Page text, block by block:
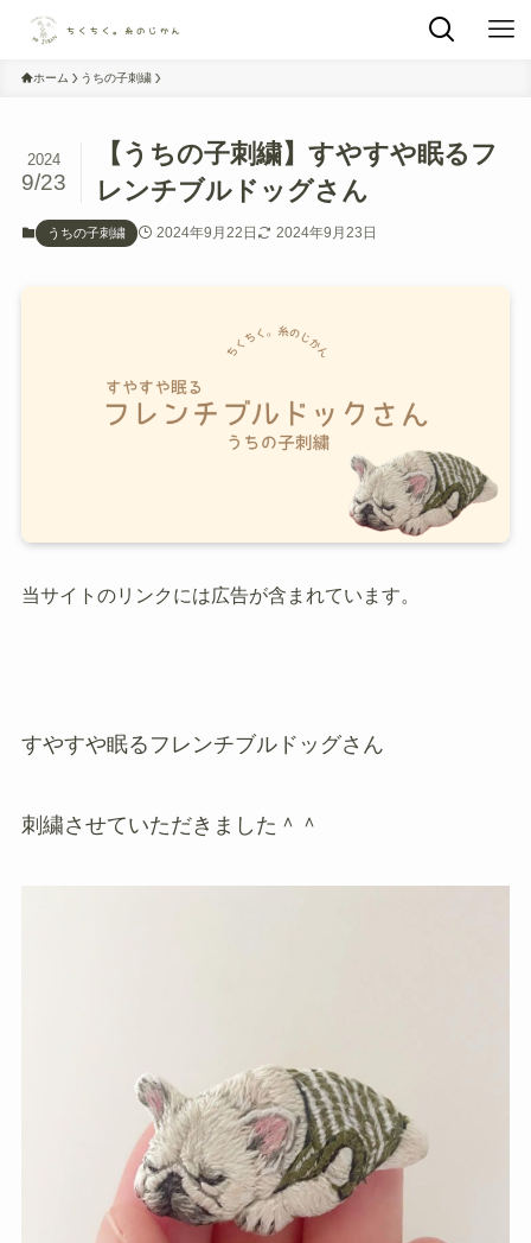
ホーム うちの子刺繍
【うちの子刺繍】すやすや眠るフ
レンチブルドッグさん
2024
9/23
うちの子刺繍 2024年9月22日 2024年9月23日
当サイトのリンクには広告が含まれています。
すやすや眠るフレンチブルドッグさん
刺繍させていただきました＾＾